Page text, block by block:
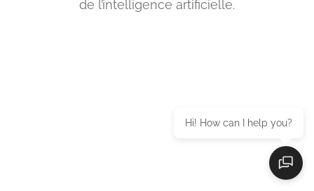
de l’intelligence artificielle.
Hi! How can I help you?